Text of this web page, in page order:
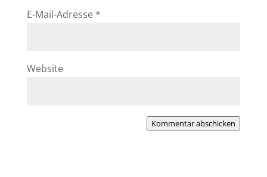
E-Mail-Adresse *
Website
Kommentar abschicken